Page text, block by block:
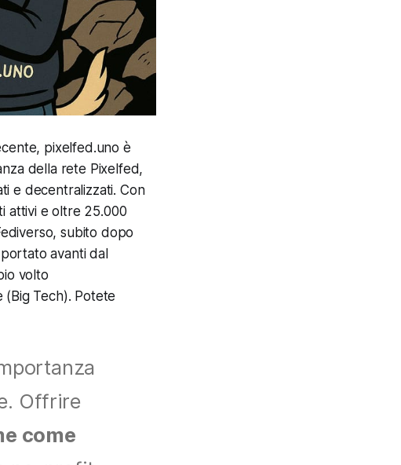
pixelfed.uno è
della rete Pixelfed,
e decentralizzati. Con
attivi e oltre 25.000
subito dopo
avanti dal
volto
Tech). Potete
Offrire
come